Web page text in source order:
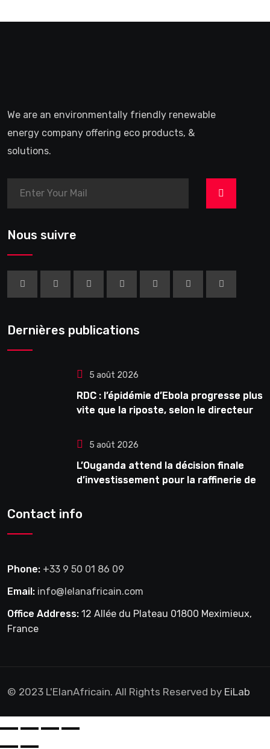
We are an environmentally friendly renewable
energy company offering eco products, &
solutions.
>
Nous suivre
Dernières publications
5 août 2026
RDC : l’épidémie d’Ebola progresse plus
vite que la riposte, selon le directeur
5 août 2026
L’Ouganda attend la décision finale
d’investissement pour la raffinerie de
Contact info
Phone: +33 9 50 01 86 09
Email: info@lelanafricain.com
Office Address: 12 Allée du Plateau 01800 Meximieux,
France
© 2023 L'ElanAfricain. All Rights Reserved by EiLab